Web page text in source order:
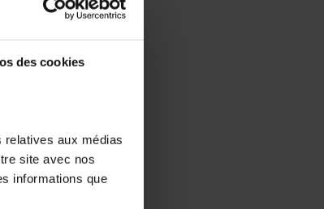
des cookies
relatives aux médias
site avec nos
informations que